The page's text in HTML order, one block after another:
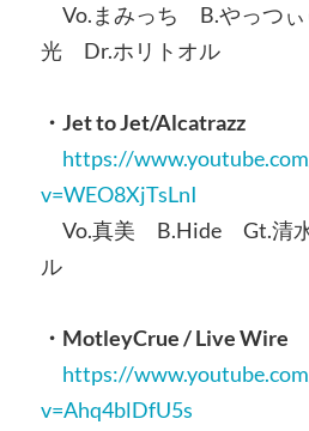
Vo.まみっち B.やっつ
光 Dr.ホリトオル
・Jet to Jet/Alcatrazz
https://
v=WEO8XjTsLnI
Vo.真美 B.Hide Gt.清
ル
・MotleyCrue / Live Wire
https://
v=Ahq4blDfU5s